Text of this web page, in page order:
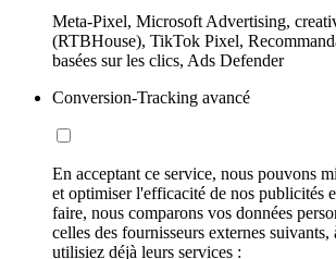
Meta-Pixel, Microsoft Advertising,
(RTBHouse), TikTok Pixel,
basées sur les clics, Ads Defender
Conversion-Tracking avancé
En acceptant ce service, nous pouvons
et optimiser l'efficacité de nos publicités
faire, nous comparons vos données
celles des fournisseurs externes
utilisiez déjà leurs services :